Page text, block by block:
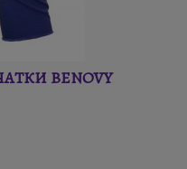
BENOVY